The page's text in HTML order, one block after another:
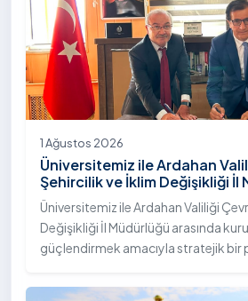
1 Ağustos 2026
Üniversitemiz ile Ardahan
Şehircilik ve İklim Değişikliği İl
Arasında İş Birliği Protokolü
Üniversitemiz ile Ardahan Valiliği
Değişikliği İl Müdürlüğü arasında
güçlendirmek amacıyla stratejik